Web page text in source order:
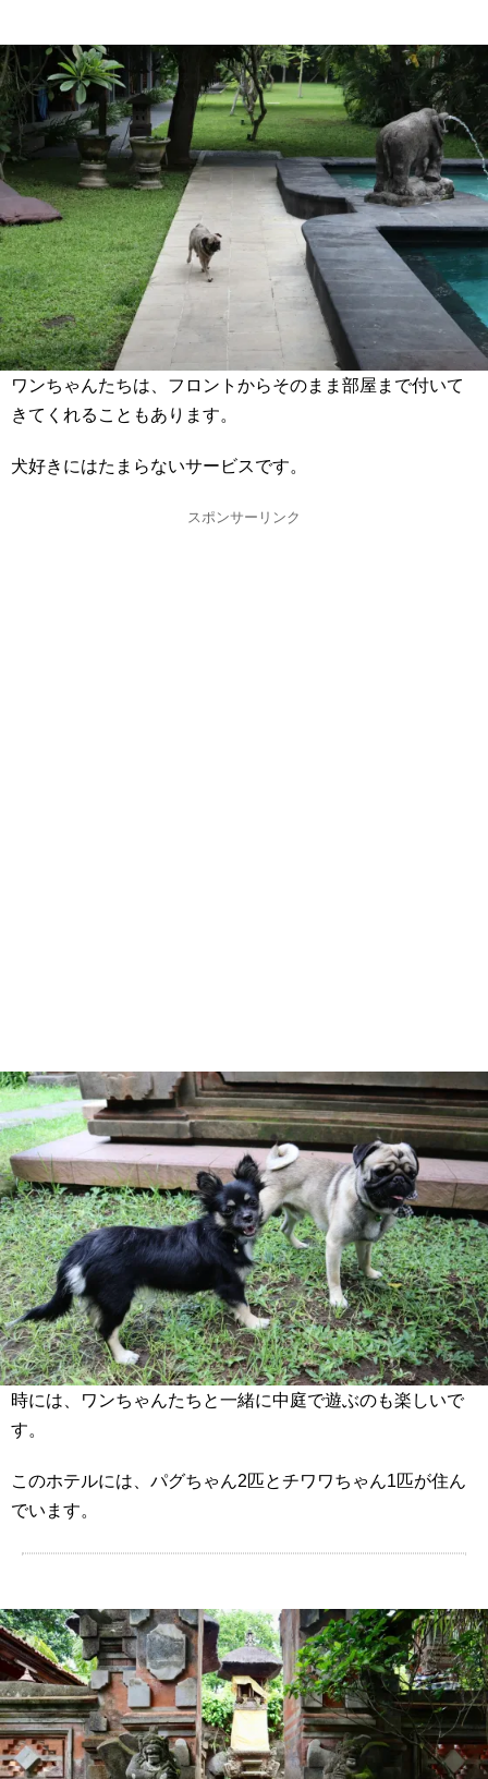
ワンちゃんたちは、フロントからそのまま部屋まで付いて
きてくれることもあります。
犬好きにはたまらないサービスです。
スポンサーリンク
時には、ワンちゃんたちと一緒に中庭で遊ぶのも楽しいで
す。
このホテルには、パグちゃん2匹とチワワちゃん1匹が住ん
でいます。